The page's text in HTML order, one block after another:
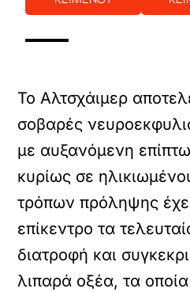
Το Αλτσχάιμερ
σοβαρές
με αυξανόμενη
κυρίως σε
τρόπων πρόληψης
επίκεντρο τα
διατροφή και
λιπαρά οξέα, τα οποία